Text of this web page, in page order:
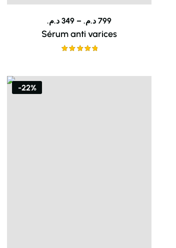
349 د.م. – 799 د.م.
Sérum anti varices
-22%